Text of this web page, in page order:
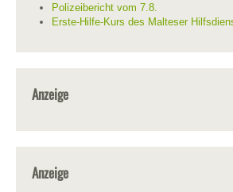
Polizeibericht vom 7.8.
Erste-Hilfe-Kurs des Malteser
Anzeige
Anzeige